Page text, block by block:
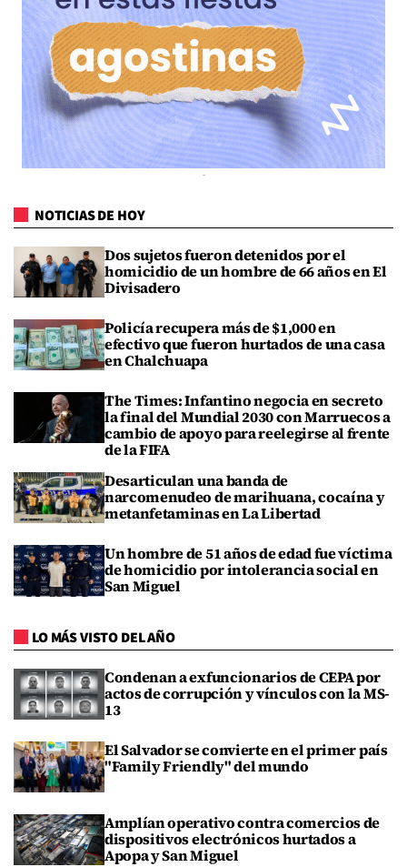
NOTICIAS DE HOY
Dos sujetos fueron detenidos por el
homicidio de un hombre de 66 años en El
Divisadero
Policía recupera más de $1,000 en
efectivo que fueron hurtados de una casa
en Chalchuapa
The Times: Infantino negocia en secreto
la final del Mundial 2030 con Marruecos a
cambio de apoyo para reelegirse al frente
de la FIFA
Desarticulan una banda de
narcomenudeo de marihuana, cocaína y
metanfetaminas en La Libertad
Un hombre de 51 años de edad fue víctima
de homicidio por intolerancia social en
San Miguel
LO MÁS VISTO DEL AÑO
Condenan a exfuncionarios de CEPA por
actos de corrupción y vínculos con la MS-
13
El Salvador se convierte en el primer país
"Family Friendly" del mundo
Amplían operativo contra comercios de
dispositivos electrónicos hurtados a
Apopa y San Miguel